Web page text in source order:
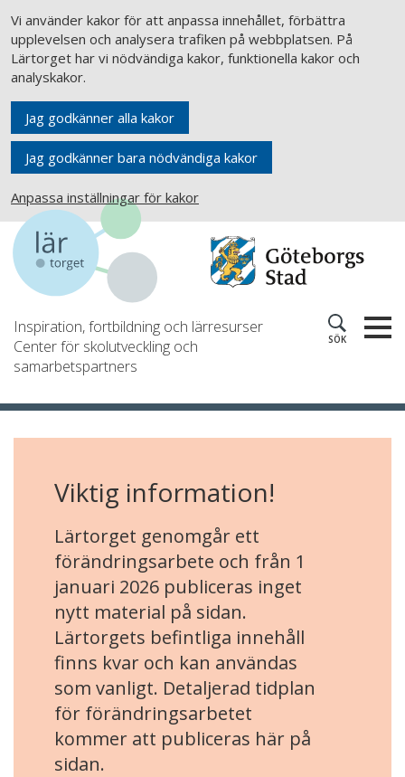
Vi använder kakor för att anpassa innehållet, förbättra
upplevelsen och analysera trafiken på webbplatsen. På
Lärtorget har vi nödvändiga kakor, funktionella kakor och
analyskakor.
Jag godkänner alla kakor
Jag godkänner bara nödvändiga kakor
Anpassa inställningar för kakor
Inspiration, fortbildning och lärresurser
Center för skolutveckling och
samarbetspartners
SÖK
Viktig information!
Lärtorget genomgår ett
förändringsarbete och från 1
januari 2026 publiceras inget
nytt material på sidan.
Lärtorgets befintliga innehåll
finns kvar och kan användas
som vanligt. Detaljerad tidplan
för förändringsarbetet
kommer att publiceras här på
sidan.